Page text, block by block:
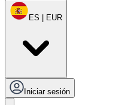
ES | EUR
Iniciar sesión